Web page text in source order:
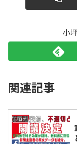
小
関連記事
ブログ